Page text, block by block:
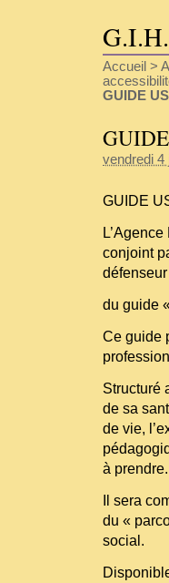
Accueil >
GUIDE
vendredi 4
GUIDE
conjoint
du guide
Ce guide
Structuré
de sa
de vie,
à prendre.
Il sera
du «
social.